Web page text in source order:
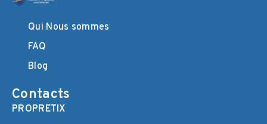
Qui Nous sommes
FAQ
Blog
Contacts
PROPRETIX